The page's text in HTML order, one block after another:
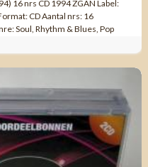
16 nrs CD 1994 ZGAN Label:
CD Aantal nrs: 16
Soul, Rhythm & Blues, Pop